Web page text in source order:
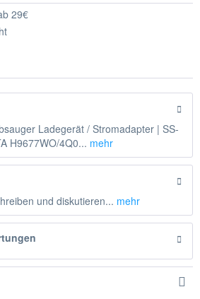
29€
Ladegerät / Stromadapter | SS-
H9677WO/4Q0... mehr
und diskutieren... mehr